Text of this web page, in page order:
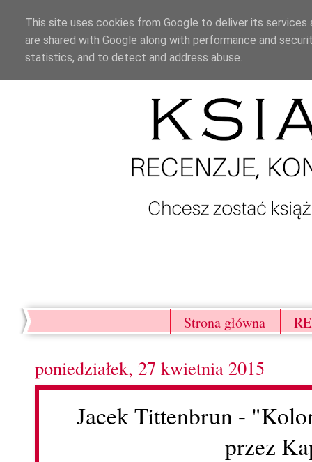
Strona główna
poniedziałek, 27 kwietnia 2015
Jacek Tittenbrun -
przez
This site uses cookies from Google to deliver its
are shared with Google along with performance and
statistics, and to detect and address abuse.